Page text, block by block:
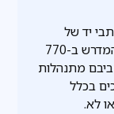
יד של
אדמור"י חב"ד, מהספריה הייחודית בבית המדרש ב-770
מתנהלות
בכלל
לא.